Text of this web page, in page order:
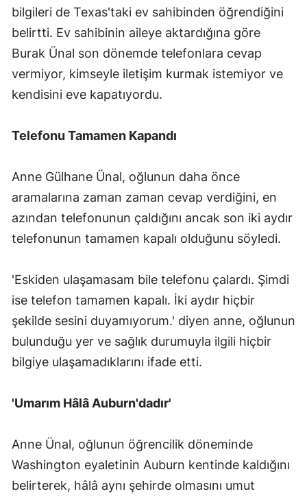
bilgileri de Texas'taki ev sahibinden öğrendiğini
belirtti. Ev sahibinin aileye aktardığına göre
Burak Ünal son dönemde telefonlara cevap
vermiyor, kimseyle iletişim kurmak istemiyor ve
kendisini eve kapatıyordu.
Telefonu Tamamen Kapandı
Anne Gülhane Ünal, oğlunun daha önce
aramalarına zaman zaman cevap verdiğini, en
azından telefonunun çaldığını ancak son iki aydır
telefonunun tamamen kapalı olduğunu söyledi.
'Eskiden ulaşamasam bile telefonu çalardı. Şimdi
ise telefon tamamen kapalı. İki aydır hiçbir
şekilde sesini duyamıyorum.' diyen anne, oğlunun
bulunduğu yer ve sağlık durumuyla ilgili hiçbir
bilgiye ulaşamadıklarını ifade etti.
'Umarım Hâlâ Auburn'dadır'
Anne Ünal, oğlunun öğrencilik döneminde
Washington eyaletinin Auburn kentinde kaldığını
belirterek, hâlâ aynı şehirde olmasını umut